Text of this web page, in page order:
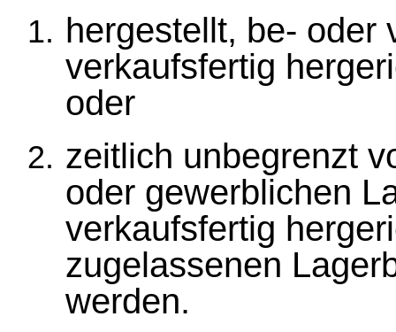
hergestellt, be- oder
verkaufsfertig
oder
zeitlich unbegrenzt
oder gewerblichen
verkaufsfertig
zugelassenen
werden.